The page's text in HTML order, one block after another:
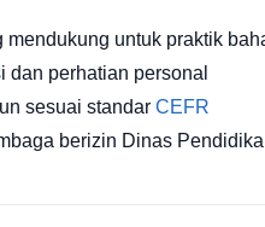
mendukung untuk praktik
dan perhatian personal
sesuai standar CEFR
berizin Dinas